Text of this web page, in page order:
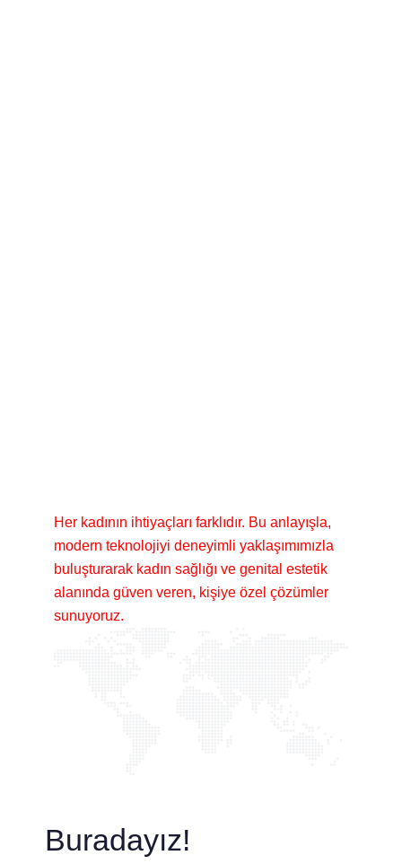
Her kadının ihtiyaçları farklıdır. Bu anlayışla,
modern teknolojiyi deneyimli yaklaşımımızla
buluşturarak kadın sağlığı ve genital estetik
alanında güven veren, kişiye özel çözümler
sunuyoruz.
Buradayız!